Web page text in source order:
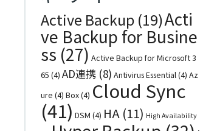
Active Backup (19)Acti
ve Backup for Busine
ss (27) Active Backup for Microsoft 3
65 (4) AD連携 (8) Antivirus Essential(4) Az
ure (4) Box(4) Cloud Sync
(41) DSM (4) HA (11) High Availability